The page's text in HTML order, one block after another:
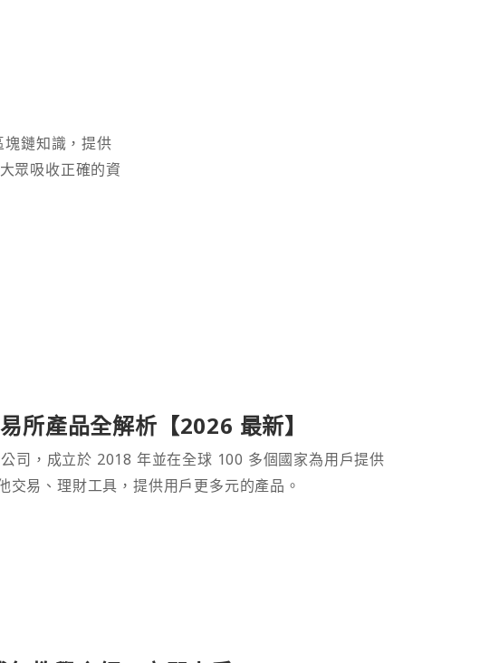
鏈知識，提供
眾吸收正確的資
產品全解析【2026 最新】
司，成立於 2018 年並在全球 100 多個國家為用戶提供
易、理財工具，提供用戶更多元的產品。